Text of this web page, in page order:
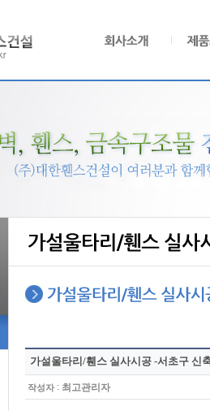
가설울타리/휀스 실사시공 -서초구 신
작성자 : 최고관리자